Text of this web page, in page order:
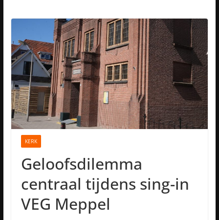
KERK
Geloofsdilemma
centraal tijdens sing-in
VEG Meppel